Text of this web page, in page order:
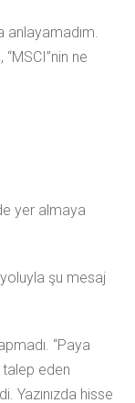
anlayamadım.
ne
yer almaya
şu mesaj
“Paya
talep eden
Yazınızda hisse